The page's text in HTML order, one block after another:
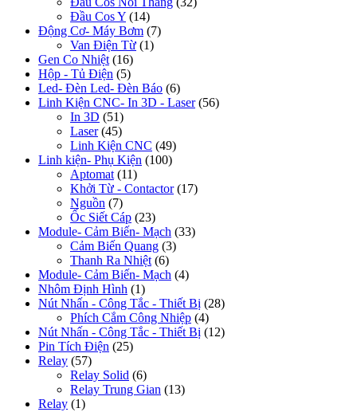
Đầu Cos Y (14)
Động Cơ- Máy Bơm (7)
Van Điện Từ (1)
Gen Co Nhiệt (16)
Hộp - Tủ Điện (5)
Led- Đèn Led- Đèn Báo (6)
Linh Kiện CNC- In 3D - Laser (56)
In 3D (51)
Laser (45)
Linh Kiện CNC (49)
Linh kiện- Phụ Kiện (100)
Aptomat (11)
Khởi Từ - Contactor (17)
Nguồn (7)
Ốc Siết Cáp (23)
Module- Cảm Biến- Mạch (33)
Cảm Biến Quang (3)
Thanh Ra Nhiệt (6)
Module- Cảm Biến- Mạch (4)
Nhôm Định Hình (1)
Nút Nhấn - Công Tắc - Thiết Bị (28)
Phích Cắm Công Nhiệp (4)
Nút Nhấn - Công Tắc - Thiết Bị (12)
Pin Tích Điện (25)
Relay (57)
Relay Solid (6)
Relay Trung Gian (13)
Relay (1)